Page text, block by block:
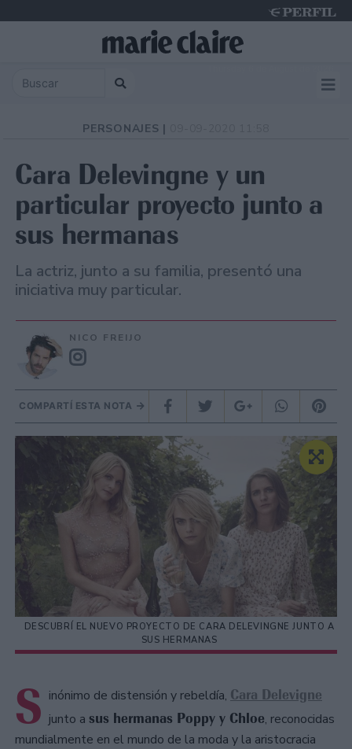
PERSONAJES |
Cara Delevingne y un
particular proyecto junto a
sus hermanas
La actriz, junto a su familia, presentó una
iniciativa muy particular.
NICO FREIJO
COMPARTÍ ESTA NOTA
DESCUBRÍ EL NUEVO PROYECTO DE CARA DELEVINGNE JUNTO A
SUS HERMANAS
S inónimo de distensión y rebeldía, Cara Delevigne
junto a sus hermanas Poppy y Chloe, reconocidas
mundialmente en el mundo de la moda y la aristocracia